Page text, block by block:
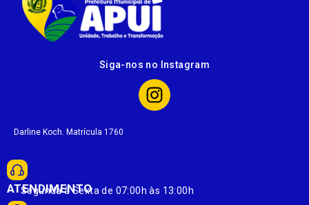
Siga-nos no Instagram
Darline Koch. Matrícula 1760
ATENDIMENTO
Segunda à Sexta de 07:00h às 13:00h